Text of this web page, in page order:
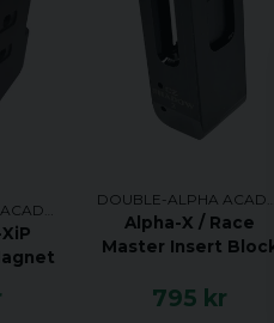
DOUBLE-ALPHA ACADEMY
Alpha-X / Race
Master Insert
795 kr